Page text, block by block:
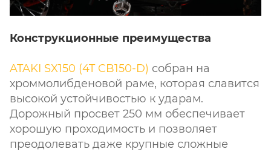
Конструкционные преимущества
ATAKI SX150 (4T CB150-D) собран на
хроммолибденовой раме, которая славится
высокой устойчивостью к ударам.
Дорожный просвет 250 мм обеспечивает
хорошую проходимость и позволяет
преодолевать даже крупные сложные